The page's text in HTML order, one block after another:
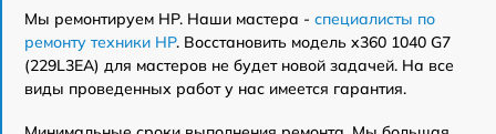
Мы ремонтируем HP. Наши мастера - специалисты по
ремонту техники HP. Восстановить модель x360 1040 G7
(229L3EA) для мастеров не будет новой задачей. На все
виды проведенных работ у нас имеется гарантия.